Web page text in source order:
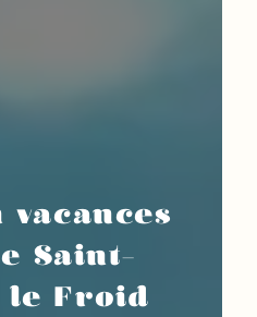
Saint-
le Froid